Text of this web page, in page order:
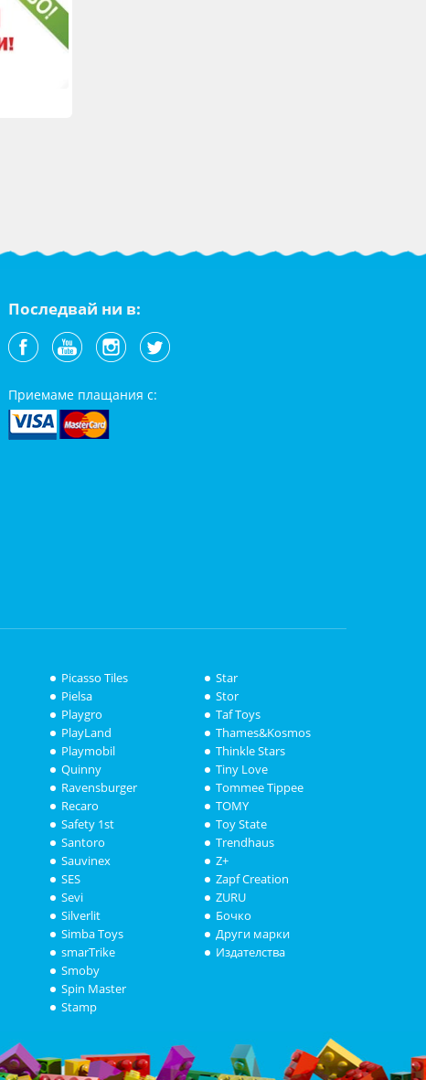
Последвай ни в:
Приемаме плащания с:
Picasso Tiles
Pielsa
Playgro
PlayLand
Playmobil
Quinny
Ravensburger
Recaro
Safety 1st
Santoro
Sauvinex
SES
Sevi
Silverlit
Simba Toys
smarTrike
Smoby
Spin Master
Stamp
Star
Stor
Taf Toys
Thames&Kosmos
Thinkle Stars
Tiny Love
Tommee Tippee
TOMY
Toy State
Trendhaus
Z+
Zapf Creation
ZURU
Бочко
Други марки
Издателства